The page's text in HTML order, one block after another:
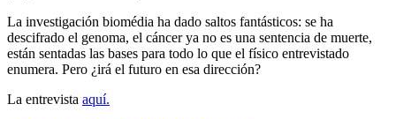
La investigación biomédia ha dado saltos fantásticos: se ha
descifrado el genoma, el cáncer ya no es una sentencia de muerte,
están sentadas las bases para todo lo que el físico entrevistado
enumera. Pero ¿irá el futuro en esa dirección?
La entrevista aquí.